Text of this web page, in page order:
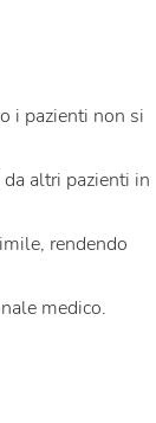
i pazienti non si
altri pazienti in
rendendo
medico.